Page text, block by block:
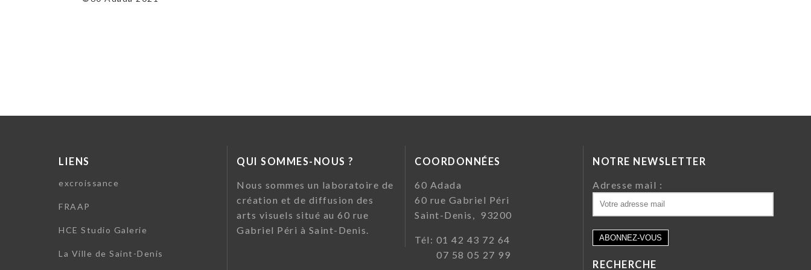
LIENS
excroissance
FRAAP
HCE Studio Galerie
La Ville de Saint-Denis
QUI SOMMES-NOUS ?
Nous sommes un laboratoire de
création et de diffusion des
arts visuels situé au 60 rue
Gabriel Péri à Saint-Denis.
COORDONNÉES
60 Adada
60 rue Gabriel Péri
Saint-Denis, 93200
Tél: 01 42 43 72 64
07 58 05 27 99
NOTRE NEWSLETTER
Adresse mail :
RECHERCHE